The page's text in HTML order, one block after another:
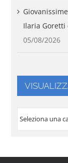
Ilaria Goretti
05/08/2026
VISUALIZZA